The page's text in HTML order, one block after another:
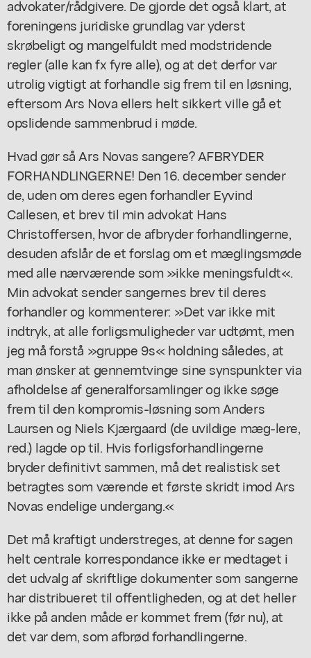
advokater/rådgivere. De gjorde det også klart, at
foreningens juridiske grundlag var yderst
skrøbeligt og mangelfuldt med modstridende
regler (alle kan fx fyre alle), og at det derfor var
utrolig vigtigt at forhandle sig frem til en løsning,
eftersom Ars Nova ellers helt sikkert ville gå et
opslidende sammenbrud i møde.
Hvad gør så Ars Novas sangere? AFBRYDER
FORHANDLINGERNE! Den 16. december sender
de, uden om deres egen forhandler Eyvind
Callesen, et brev til min advokat Hans
Christoffersen, hvor de afbryder forhandlingerne,
desuden afslår de et forslag om et mæglingsmøde
med alle nærværende som »ikke meningsfuldt«.
Min advokat sender sangernes brev til deres
forhandler og kommenterer: »Det var ikke mit
indtryk, at alle forligsmuligheder var udtømt, men
jeg må forstå »gruppe 9s« holdning således, at
man ønsker at gennemtvinge sine synspunkter via
afholdelse af generalforsamlinger og ikke søge
frem til den kompromis-løsning som Anders
Laursen og Niels Kjærgaard (de uvildige mæg-lere,
red.) lagde op til. Hvis forligsforhandlingerne
bryder definitivt sammen, må det realistisk set
betragtes som værende et første skridt imod Ars
Novas endelige undergang.«
Det må kraftigt understreges, at denne for sagen
helt centrale korrespondance ikke er medtaget i
det udvalg af skriftlige dokumenter som sangerne
har distribueret til offentligheden, og at det heller
ikke på anden måde er kommet frem (før nu), at
det var dem, som afbrød forhandlingerne.